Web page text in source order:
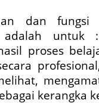
dan fungsi
adalah untuk
proses
kerangka